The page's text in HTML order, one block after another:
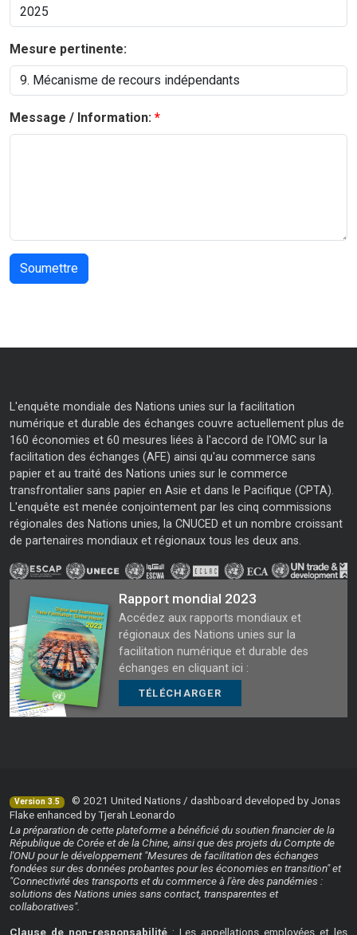
Mesure pertinente:
Message / Information:
L'enquête mondiale des Nations unies sur la facilitation
numérique et durable des échanges couvre actuellement plus de
160 économies et 60 mesures liées à l'accord de l'OMC sur la
facilitation des échanges (AFE) ainsi qu'au commerce sans
papier et au traité des Nations unies sur le commerce
transfrontalier sans papier en Asie et dans le Pacifique (CPTA).
L'enquête est menée conjointement par les cinq commissions
régionales des Nations unies, la CNUCED et un nombre croissant
de partenaires mondiaux et régionaux tous les deux ans.
Rapport mondial 2023
Accédez aux rapports mondiaux et
régionaux des Nations unies sur la
facilitation numérique et durable des
échanges en cliquant ici :
TÉLÉCHARGER
Version 3.5
© 2021 United Nations / dashboard developed by Jonas
Flake enhanced by Tjerah Leonardo
La préparation de cette plateforme a bénéficié du soutien financier de la
République de Corée et de la Chine, ainsi que des projets du Compte de
l'ONU pour le développement "Mesures de facilitation des échanges
fondées sur des données probantes pour les économies en transition" et
"Connectivité des transports et du commerce à l'ère des pandémies :
solutions des Nations unies sans contact, transparentes et
collaboratives".
Clause de non-responsabilité : Les appellations employées et les